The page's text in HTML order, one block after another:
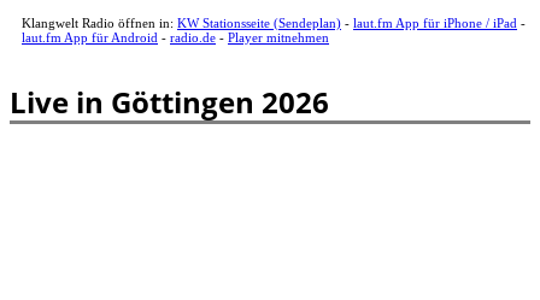
Klangwelt Radio öffnen in: KW Stationsseite (Sendeplan) - laut.fm App für iPhone / iPad -
laut.fm App für Android - radio.de - Player mitnehmen
Live in Göttingen 2026